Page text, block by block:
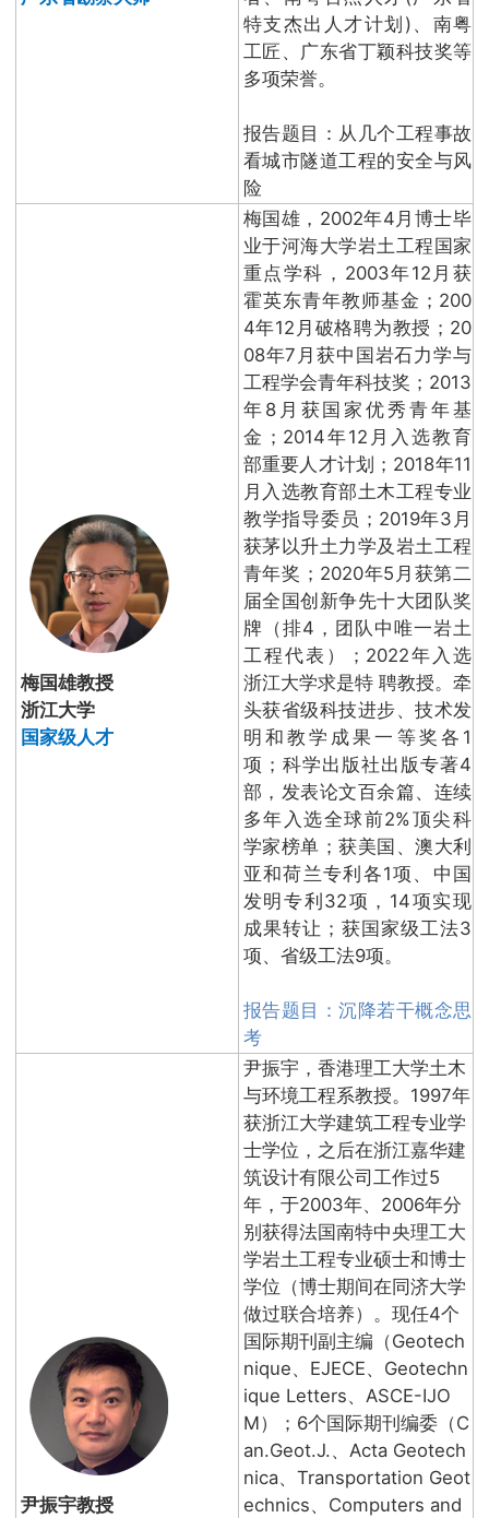
特支杰出人才计划)、南粤
工匠、广东省丁颖科技奖等
多项荣誉。
报告题目：从几个工程事故
看城市隧道工程的安全与风
险
梅国雄教授
浙江大学
国家级人才
梅国雄，2002年4月博士毕
业于河海大学岩土工程国家
重点学科，2003年12月获
霍英东青年教师基金；200
4年12月破格聘为教授；20
08年7月获中国岩石力学与
工程学会青年科技奖；2013
年8月获国家优秀青年基
金；2014年12月入选教育
部重要人才计划；2018年11
月入选教育部土木工程专业
教学指导委员；2019年3月
获茅以升土力学及岩土工程
青年奖；2020年5月获第二
届全国创新争先十大团队奖
牌（排4，团队中唯一岩土
工程代表）；2022年入选
浙江大学求是特 聘教授。牵
头获省级科技进步、技术发
明和教学成果一等奖各1
项；科学出版社出版专著4
部，发表论文百余篇、连续
多年入选全球前2%顶尖科
学家榜单；获美国、澳大利
亚和荷兰专利各1项、中国
发明专利32项，14项实现
成果转让；获国家级工法3
项、省级工法9项。
报告题目：沉降若干概念思
考
尹振宇教授
尹振宇，香港理工大学土木
与环境工程系教授。1997年
获浙江大学建筑工程专业学
士学位，之后在浙江嘉华建
筑设计有限公司工作过5
年，于2003年、2006年分
别获得法国南特中央理工大
学岩土工程专业硕士和博士
学位（博士期间在同济大学
做过联合培养）。现任4个
国际期刊副主编（Geotech
nique、EJECE、Geotechn
ique Letters、ASCE-IJO
M）；6个国际期刊编委（C
an.Geot.J.、Acta Geotech
nica、Transportation Geot
echnics、Computers and